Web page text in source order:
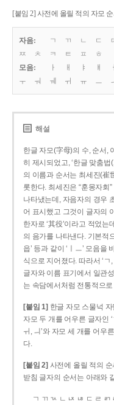
[붙임 2] 사전에 올릴 적의 자모
자음: ㄱ ㄲ ㄴ ㄷ
ㅉ
ㅊ ㅋ ㅌ ㅍ
ㅎ
모음:
ㅏ ㅐ ㅑ ㅒ ㅓ
ㅜ
ㅝ ㅞ ㅟ ㅠ ㅡ
해설
한글 자모(字母)의 수, 순서,
히 제시되었고, ‘한글 맞춤
의 이름과 순서는 최세진(崔
롯한다. 최세진은 “훈몽자회
나타냈는데, 자음자의 경우
어 표시했고 그것이 글자의
한자로 ‘其役’이라고 적었는
의 음가를 나타낸다. 기본적
읍’ 등과 같이 ‘ㅣㅡ’ 모음
식으로 지어졌다. 따라서 ‘ㄱ,
글자와 이름 표기에서 일관
는 속담에서처럼 전통적으
[붙임 1] 한글 자모 스물넉
자모 두 개를 어우른 글자인 ‘
ㅟ, ㅢ’와 자모 세 개를 어우
다.
[붙임 2] 사전에 올릴 적의
받침 글자의 순서는 아래와
ㄱ ㄲ ㄳ ㄴ ㄵ ㄶ ㄷ ㄹ ㄺ